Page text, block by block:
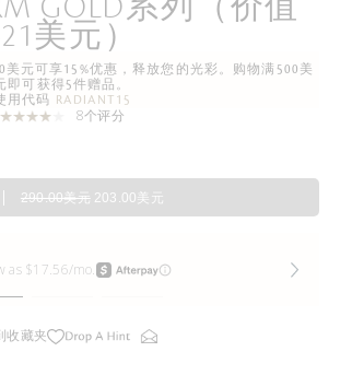
GOLD系列（价值
美元）
元可享15%优惠，释放您的光彩。购物满500美
即可获得5件赠品。
用代码
RADIANT15
8个评分
290.00美元 203.00美元
收藏夹